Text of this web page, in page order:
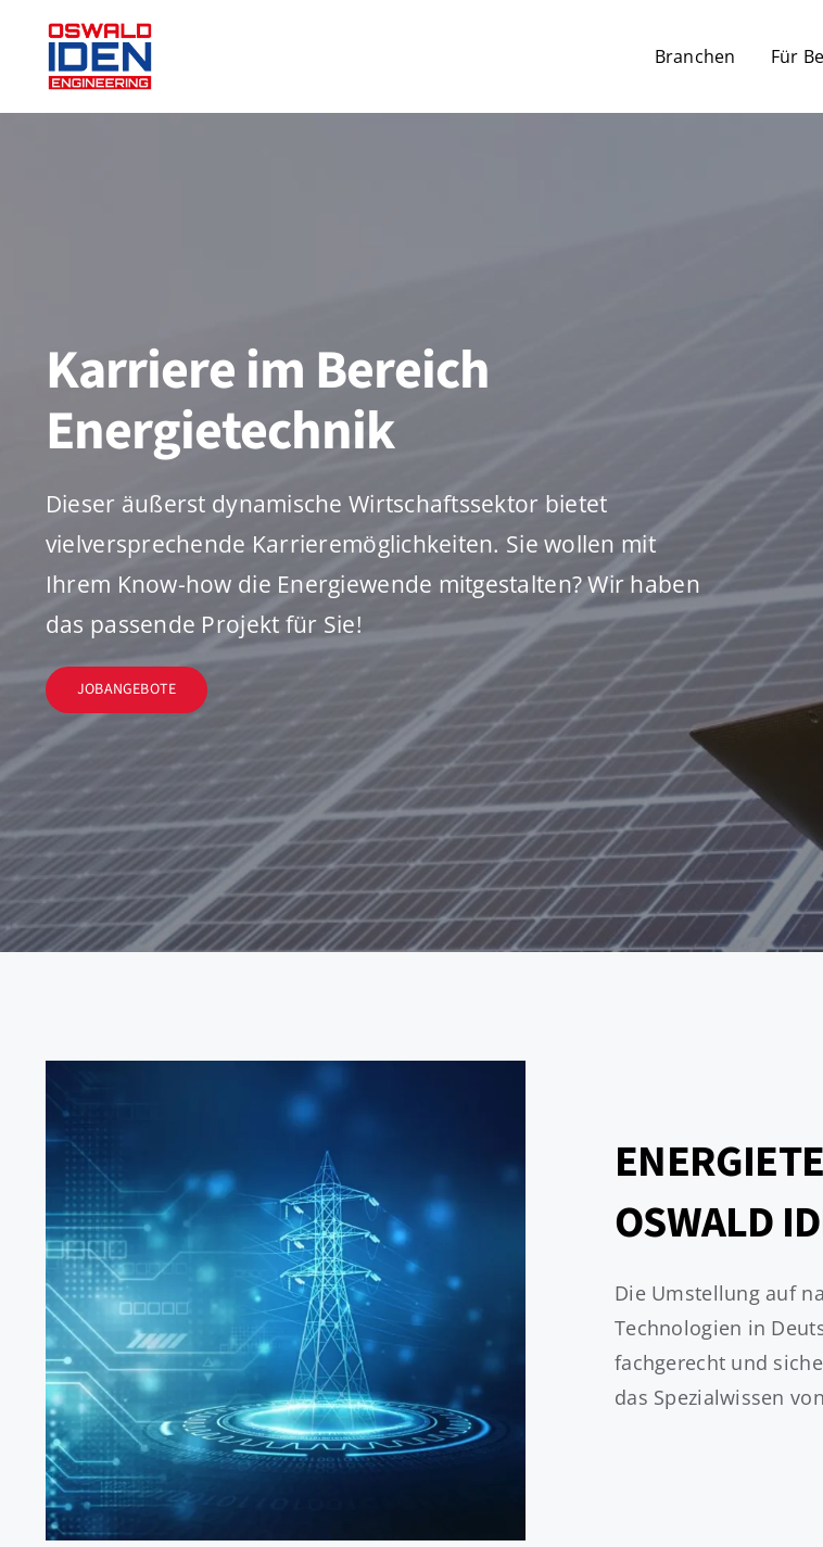
Inhalt
springen
Branchen Für
Karriere im Bereich
Energietechnik
Dieser äußerst dynamische Wirtschaftssektor bietet
vielversprechende Karrieremöglichkeiten. Sie wollen mit
Ihrem Know-how die Energiewende mitgestalten? Wir haben
das passende Projekt für Sie!
JOBANGEBOTE
OSWALD
Die Umstellung auf
Technologien in
fachgerecht und
das Spezialwissen